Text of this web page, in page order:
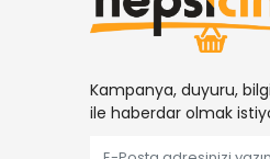
Kampanya, duyuru,
ile haberdar olmak